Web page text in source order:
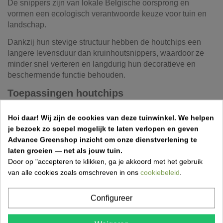
De snippers zijn van lokale Belgische oorsprong en
vormen een ecologisch verantwoorde keuze voor tuin en
landschap.
Dankzij hun stevige structuur hebben de houtchips een
langere levensduur dan kruinhoutsnippers, waardoor ze
minder snel verteren en langdurig hun decoratieve en
beschermende functie behouden.
Toepassingen houtchips
Bodembedekking tussen planten en struiken
Duurzame en natuurlijke onkruidbestrijding
Aanleg van tuinpaden en wandelpaden
Afwerking van borders en plantvakken
Professioneel gebruik in tuinen, parken en openbare
ruimtes
Kenmerken houtchips
Gezeefd op fractie 10–20 mm
Hoi daar! Wij zijn de cookies van deze tuinwinkel. We helpen
je bezoek zo soepel mogelijk te laten verlopen en geven
Advance Greenshop inzicht om onze dienstverlening te
laten groeien — net als jouw tuin.
Door op "accepteren te klikken, ga je akkoord met het gebruik
van alle cookies zoals omschreven in ons cookiebeleid.
Configureer